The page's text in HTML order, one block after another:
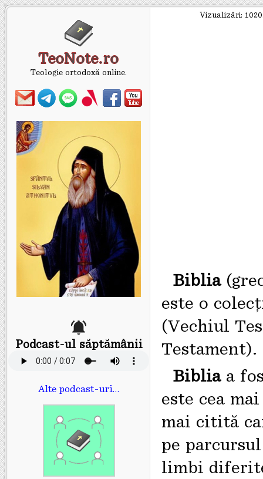
TeoNote.ro
Teologie ortodoxă online.
Podcast-ul săptămânii
Alte podcast-uri…
Vizualizări: 1020
Biblia
este o
(Vechiul
Testament).
Bibliaa
este cea
mai citită
pe
limbi